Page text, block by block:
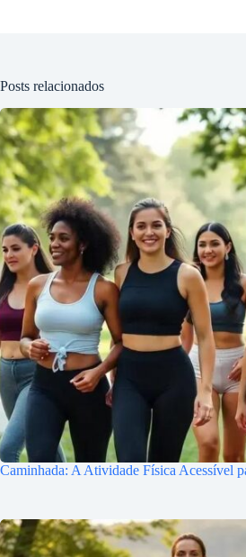
Posts relacionados
Caminhada: A Atividade Física Acessível